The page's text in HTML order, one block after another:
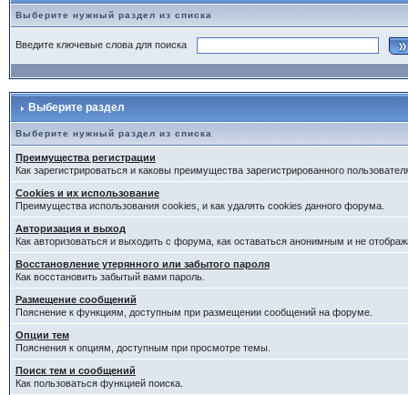
Выберите нужный раздел из списка
Введите ключевые слова для поиска
Выберите раздел
Выберите нужный раздел из списка
Преимущества регистрации
Как зарегистрироваться и каковы преимущества зарегистрированного
Cookies и их использование
Преимущества использования cookies, и как удалять cookies данного форума.
Авторизация и выход
Как авторизоваться и выходить с форума, как оставаться анонимным и не
Восстановление утерянного или забытого пароля
Как восстановить забытый вами пароль.
Размещение сообщений
Пояснение к функциям, доступным при размещении сообщений на форуме.
Опции тем
Пояснения к опциям, доступным при просмотре темы.
Поиск тем и сообщений
Как пользоваться функцией поиска.